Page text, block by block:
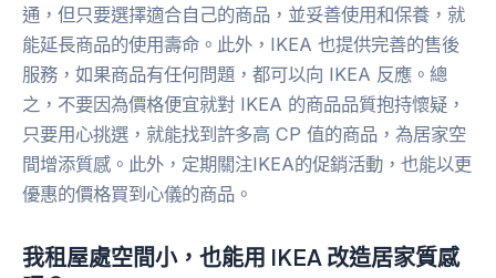
通，但只要選擇適合自己的商品，並妥善使用和保養，就
能延長商品的使用壽命。此外，IKEA 也提供完善的售後
服務，如果商品有任何問題，都可以向 IKEA 反應。總
之，不要因為價格便宜就對 IKEA 的商品品質抱持懷疑，
只要用心挑選，就能找到許多高 CP 值的商品，為居家空
間增添質感。此外，定期關注IKEA的促銷活動，也能以更
優惠的價格買到心儀的商品。
我租屋處空間小，也能用 IKEA 改造居家質感